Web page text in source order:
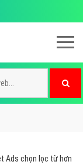
Ads chọn lọc từ hơn